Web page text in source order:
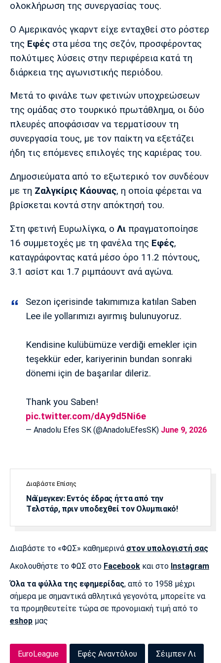
Πολιτισμός
Τραγούδια
Cine Spot
Running
Media
Παρασκήνιο
Πρόγραμμα TV
Ιωνικός Κηφισιά Πανσερραϊκός
Μπαρτσελόνα
Ρεάλ
Ατλέτικο
Γιουνάιτεντ
Λίβερπουλ
Μάντσεστερ
Σίτι
Μπορούσια
Ντόρτμουντ
Παρί Σεν
Ζερμέν
Μαρσέιγ
Μονακό
Ερυθρός
Αστέρας
ολοκλήρωση της συνεργασίας τους.
Ο Αμερικανός γκαρντ είχε ενταχθεί στο ρόστερ
της Εφές στα μέσα της σεζόν, προσφέροντας
πολύτιμες λύσεις στην περιφέρεια κατά τη
διάρκεια της αγωνιστικής περιόδου.
Μετά το φινάλε των φετινών υποχρεώσεων
της ομάδας στο τουρκικό πρωτάθλημα, οι δύο
πλευρές αποφάσισαν να τερματίσουν τη
συνεργασία τους, με τον παίκτη να εξετάζει
ήδη τις επόμενες επιλογές της καριέρας του.
Δημοσιεύματα από το εξωτερικό τον συνδέουν
με τη Ζαλγκίρις Κάουνας, η οποία φέρεται να
βρίσκεται κοντά στην απόκτησή του.
Στη φετινή Ευρωλίγκα, ο Λι πραγματοποίησε
16 συμμετοχές με τη φανέλα της Εφές,
καταγράφοντας κατά μέσο όρο 11.2 πόντους,
3.1 ασίστ και 1.7 ριμπάουντ ανά αγώνα.
Sezon içerisinde takımımıza katılan Saben
Lee ile yollarımızı ayırmış bulunuyoruz.
Kendisine kulübümüze verdiği emekler için
teşekkür eder, kariyerinin bundan sonraki
dönemi için de başarılar dileriz.
Thank you Saben!
pic.twitter.com/dAy9d5Ni6e
— Anadolu Efes SK (@AnadoluEfesSK) June 9, 2026
Διαβάστε Επίσης
Νάϊμεγκεν: Εντός έδρας ήττα από την
Tελστάρ, πριν υποδεχθεί τον Ολυμπιακό!
Διαβάστε το «ΦΩΣ» καθημερινά στον υπολογιστή σας
Ακολουθήστε το ΦΩΣ στο Facebook και στο Instagram
Όλα τα φύλλα της εφημερίδας, από το 1958 μέχρι
σήμερα με σημαντικά αθλητικά γεγονότα, μπορείτε να
τα προμηθευτείτε τώρα σε προνομιακή τιμή από το
eshop μας
EuroLeague Εφές Αναντόλου Σέιμπεν Λι